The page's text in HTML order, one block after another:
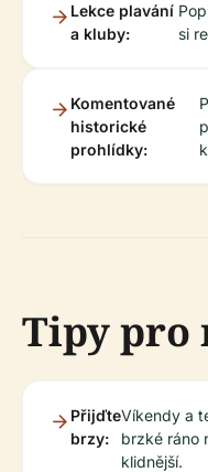
Lekce plavání
a kluby:
si
Komentované
historické
prohlídky:
Tipy pro
Přijďte
brzy:
Víkendy a
brzké ráno
klidnější.